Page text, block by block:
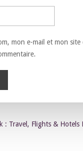
mon e-mail et mon
: Travel, Flights & Hotels